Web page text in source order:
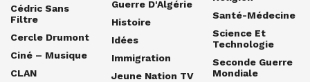
Cédric Sans
Filtre
Cercle Drumont
Ciné – Musique
CLAN
Guerre D'Algérie
Histoire
Idées
Immigration
Jeune Nation TV
Santé-Médecine
Science Et
Technologie
Seconde Guerre
Mondiale